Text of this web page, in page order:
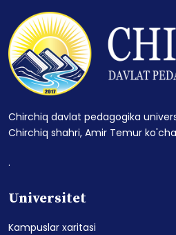
Chirchiq davlat pedagogika
Chirchiq shahri, Amir Temur
.
Universitet
Kampuslar xaritasi